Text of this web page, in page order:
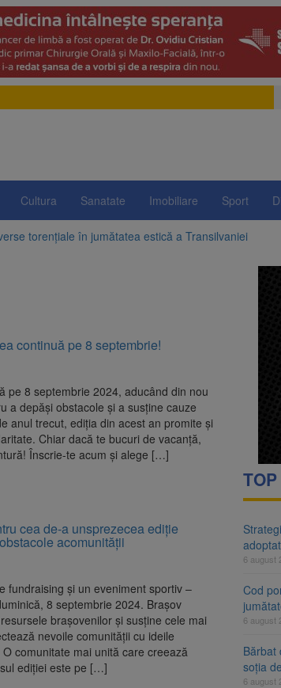
Cultura Sanatate Imobiliare Sport
torențiale în jumătatea estică a Transilvaniei
ce și-ar fi agresat soția de două ori în câteva zile
pentru urmărirea inițiativei de suspendare a
lui Călin Georgescu și Horațiu Potra. Judecătorii
2026-2030, adoptată de Senat. Proiectul
continuă pe 8 septembrie!
pe 8 septembrie 2024, aducând din nou
a depăși obstacole și a susține cauze
anul trecut, ediția din acest an promite și
Chiar dacă te bucuri de vacanță,
Înscrie-te acum și alege […]
cea de-a unsprezecea ediție
acomunității
fundraising și un eveniment sportiv –
8 septembrie 2024. Brașov
brașovenilor și susține cele mai
nevoile comunității cu ideile
comunitate mai unită care creează
ediției este pe […]
6 august
Cod
6 august
Bărbat
soția
6 august